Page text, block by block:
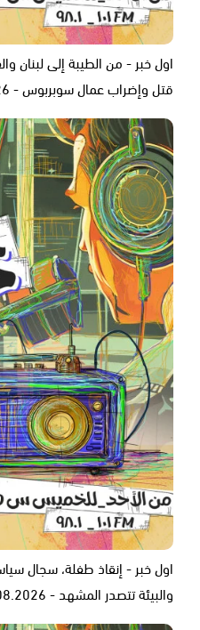
اول خبر - من الطيبة إلى لبنان
قتل وإضراب عمال سوبربوس - 06.08.2026
اول خبر - إنقاذ طفلة، سجال
والبيئة تتصدر المشهد - 05.08.2026